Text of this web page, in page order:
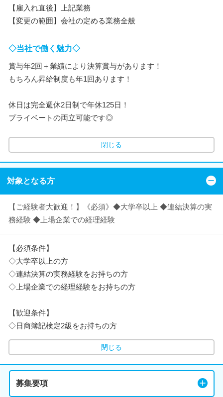
【雇入れ直後】上記業務
【変更の範囲】会社の定める業務全般
◇当社で働く魅力◇
賞与年2回＋業績により決算賞与があります！
もちろん昇給制度も年1回あります！
休日は完全週休2日制で年休125日！
プライベートの両立可能です◎
閉じる
対象となる方
【ご経験者大歓迎！】《必須》◆大学卒以上 ◆連結決算の実
務経験 ◆上場企業での経理経験
【必須条件】
◇大学卒以上の方
◇連結決算の実務経験をお持ちの方
◇上場企業での経理経験をお持ちの方
【歓迎条件】
◇日商簿記検定2級をお持ちの方
閉じる
募集要項